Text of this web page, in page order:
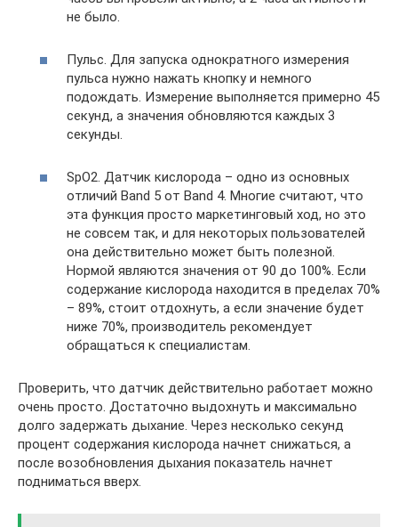
не было.
Пульс. Для запуска однократного измерения
пульса нужно нажать кнопку и немного
подождать. Измерение выполняется примерно 45
секунд, а значения обновляются каждых 3
секунды.
SpO2. Датчик кислорода – одно из основных
отличий Band 5 от Band 4. Многие считают, что
эта функция просто маркетинговый ход, но это
не совсем так, и для некоторых пользователей
она действительно может быть полезной.
Нормой являются значения от 90 до 100%. Если
содержание кислорода находится в пределах 70%
– 89%, стоит отдохнуть, а если значение будет
ниже 70%, производитель рекомендует
обращаться к специалистам.
Проверить, что датчик действительно работает можно
очень просто. Достаточно выдохнуть и максимально
долго задержать дыхание. Через несколько секунд
процент содержания кислорода начнет снижаться, а
после возобновления дыхания показатель начнет
подниматься вверх.